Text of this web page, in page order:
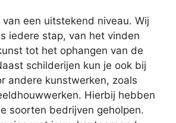
van een uitstekend niveau. Wij
iedere stap, van het vinden
tot het ophangen van de
schilderijen kun je ook bij
andere kunstwerken, zoals
Hierbij hebben
soorten bedrijven geholpen.